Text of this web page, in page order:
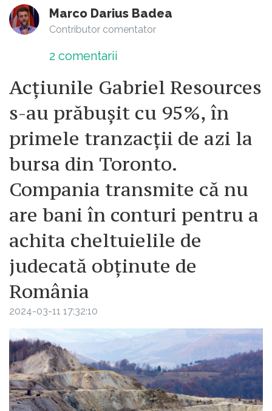
Marco Darius Badea
Contributor comentator
2 comentarii
Acțiunile Gabriel Resources
s-au prăbușit cu 95%, în
primele tranzacții de azi la
bursa din Toronto.
Compania transmite că nu
are bani în conturi pentru a
achita cheltuielile de
judecată obținute de
România
2024-03-11 17:32:10